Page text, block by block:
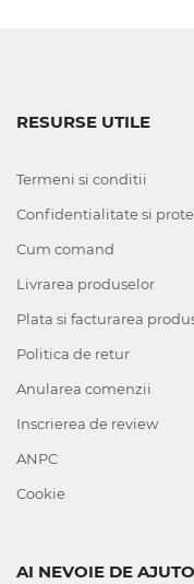
RESURSE UTILE
Termeni si conditii
Confidentialitate si
Cum comand
Livrarea produselor
Plata si facturarea
Politica de retur
Anularea comenzii
Inscrierea de review
ANPC
Cookie
AI NEVOIE DE